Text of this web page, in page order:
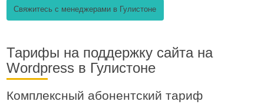
Свяжитесь с менеджерами в Гулистоне
Тарифы на поддержку сайта на
Wordpress в Гулистоне
Комплексный абонентский тариф